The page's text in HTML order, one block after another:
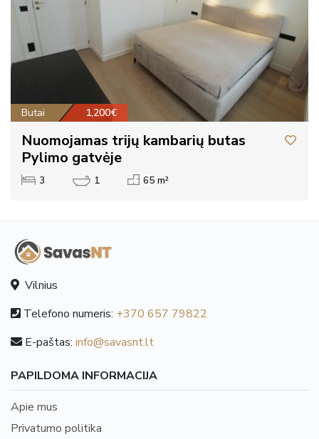
Butai 1,200€
Nuomojamas trijų kambarių butas
Pylimo gatvėje
3 1 65 m²
Vilnius
Telefono numeris: +370 657 79822
E-paštas: info@savasnt.lt
PAPILDOMA INFORMACIJA
Apie mus
Privatumo politika